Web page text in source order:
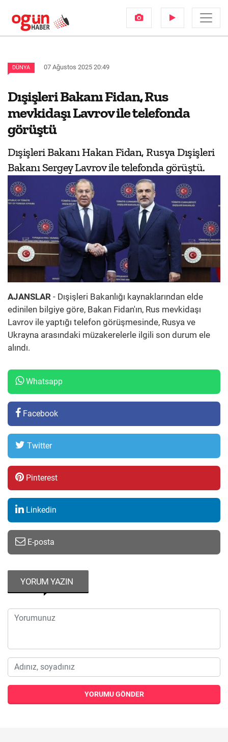
DÜNYA 07 Ağustos 2025 20:49
Dışişleri Bakanı Fidan, Rus
mevkidaşı Lavrov ile telefonda
görüştü
Dışişleri Bakanı Hakan Fidan, Rusya Dışişleri
Bakanı Sergey Lavrov ile telefonda görüştü.
AJANSLAR - Dışişleri Bakanlığı kaynaklarından elde
edinilen bilgiye göre, Bakan Fidan'ın, Rus mevkidaşı
Lavrov ile yaptığı telefon görüşmesinde, Rusya ve
Ukrayna arasındaki müzakerelerle ilgili son durum ele
alındı.
Whatsapp
Facebook
Twitter
Pinterest
Linkedin
E-posta
YORUM YAZIN
YORUMU GÖNDER